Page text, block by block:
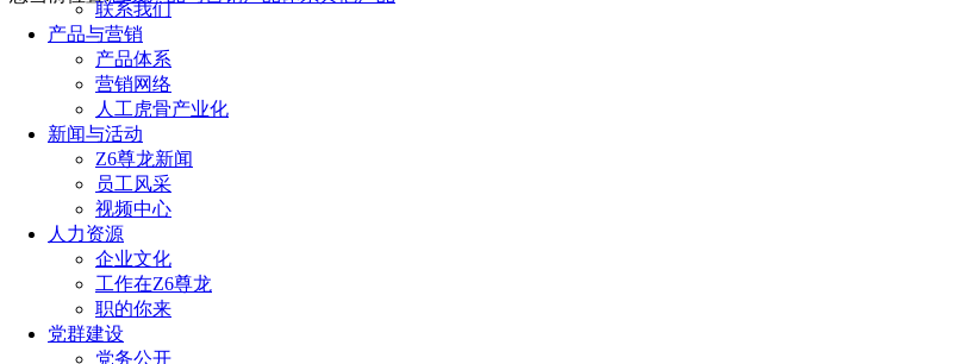
联系我们
产品与营销
产品体系
营销网络
人工虎骨产业化
新闻与活动
Z6尊龙新闻
员工风采
视频中心
人力资源
企业文化
工作在Z6尊龙
职的你来
党群建设
党务公开